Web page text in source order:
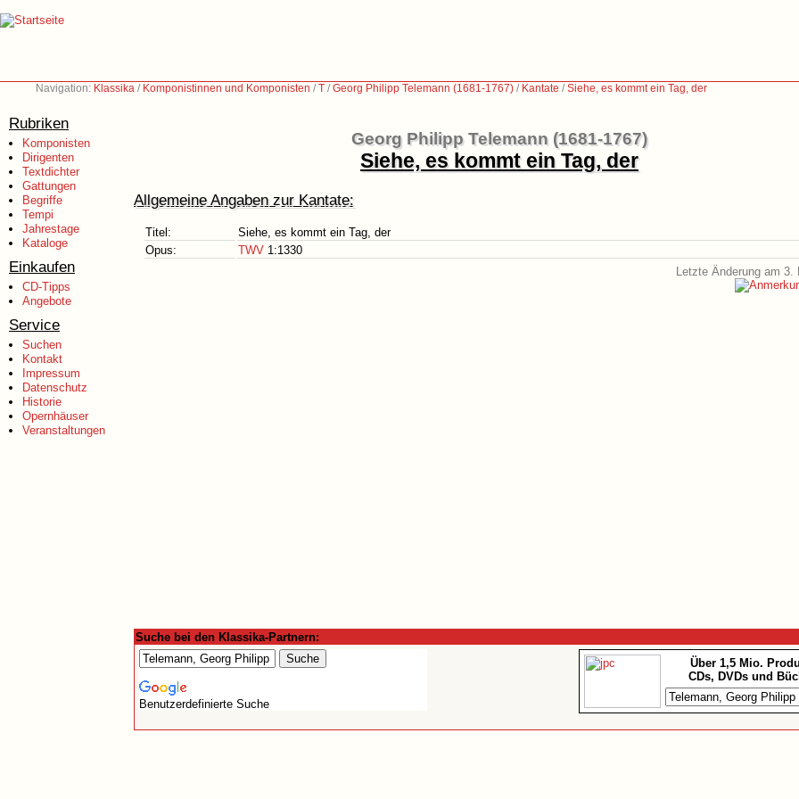
Navigation: Klassika / Komponistinnen und Komponisten /T /Georg Philipp Telemann (1681-1767) / Kantate /Siehe, es kommt ein Tag, der
Rubriken
Komponisten
Dirigenten
Textdichter
Gattungen
Begriffe
Tempi
Jahrestage
Kataloge
Einkaufen
CD-Tipps
Angebote
Service
Suchen
Kontakt
Impressum
Datenschutz
Historie
Opernhäuser
Veranstaltungen
Georg Philipp Telemann (1681-1767)
Siehe, es kommt ein Tag, der
Allgemeine Angaben zur Kantate:
Titel:
Siehe, es kommt ein Tag, der
Opus:
TWV 1:1330
Letzte Änderung am 3.
Suche bei den Klassika-Partnern:
Benutzerdefinierte Suche
Über 1,5 Mio.
CDs, DVDs und